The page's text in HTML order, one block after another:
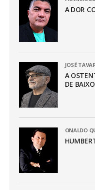
A DOR
JOSÉ
A
DE BAIXO
ONALDO